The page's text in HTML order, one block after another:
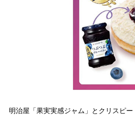
明治屋「果実実感ジャム」とクリスピ